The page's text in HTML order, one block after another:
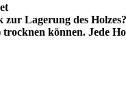
Lagerung des Holzes?
können. Jede